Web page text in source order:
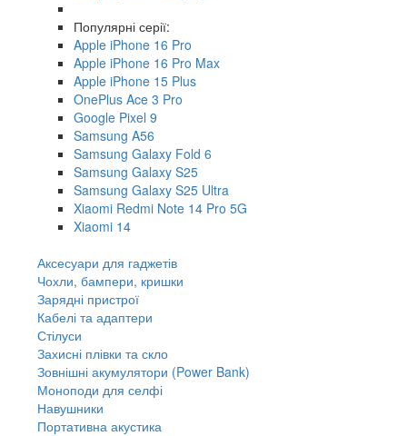
Популярні серії:
Apple iPhone 16 Pro
Apple iPhone 16 Pro Max
Apple iPhone 15 Plus
OnePlus Ace 3 Pro
Google Pixel 9
Samsung A56
Samsung Galaxy Fold 6
Samsung Galaxy S25
Samsung Galaxy S25 Ultra
Xiaomi Redmi Note 14 Pro 5G
Xiaomi 14
Аксесуари для гаджетів
Чохли, бампери, кришки
Зарядні пристрої
Кабелі та адаптери
Стілуси
Захисні плівки та скло
Зовнішні акумулятори (Power Bank)
Моноподи для селфі
Навушники
Портативна акустика